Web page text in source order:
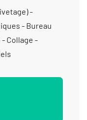
-
- Bureau
Collage -